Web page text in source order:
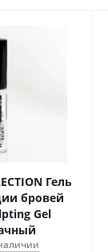
Гель
бровей
Gel